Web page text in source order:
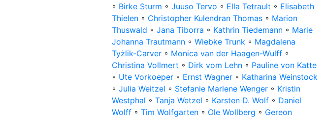
◦ Birke Sturm ◦ Juuso Tervo ◦ Ella Tetrault ◦ Elisabeth
Thielen ◦ Christopher Kulendran Thomas ◦ Marion
Thuswald ◦ Jana Tiborra ◦ Kathrin Tiedemann ◦ Marie
Johanna Trautmann ◦ Wiebke Trunk ◦ Magdalena
Tyżlik-Carver ◦ Monica van der Haagen-Wulff ◦
Christina Vollmert ◦ Dirk vom Lehn ◦ Pauline von Katte
◦ Ute Vorkoeper ◦ Ernst Wagner ◦ Katharina Weinstock
◦ Julia Weitzel ◦ Stefanie Marlene Wenger ◦ Kristin
Westphal ◦ Tanja Wetzel ◦ Karsten D. Wolf ◦ Daniel
Wolff ◦ Tim Wolfgarten ◦ Ole Wollberg ◦ Gereon